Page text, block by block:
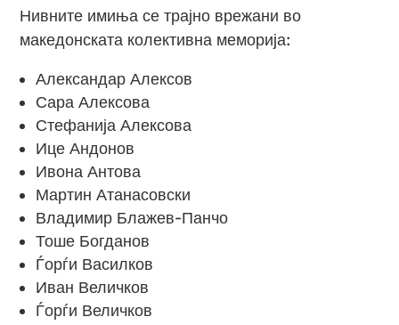
Нивните имиња се трајно врежани во
македонската колективна меморија:
Александар Алексов
Сара Алексова
Стефанија Алексова
Ице Андонов
Ивона Антова
Мартин Атанасовски
Владимир Блажев-Панчо
Тоше Богданов
Ѓорѓи Василков
Иван Величков
Ѓорѓи Величков